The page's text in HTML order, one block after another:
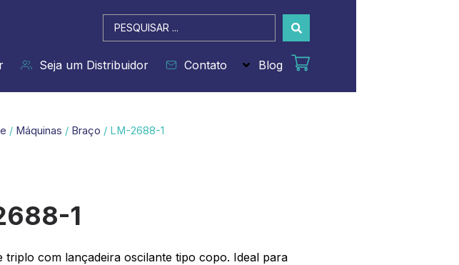
Pesquisar
...
Seja um Distribuidor Contato Blog
/ Máquinas / Braço / LM-2688-1
1
triplo com lançadeira oscilante tipo copo. Ideal para